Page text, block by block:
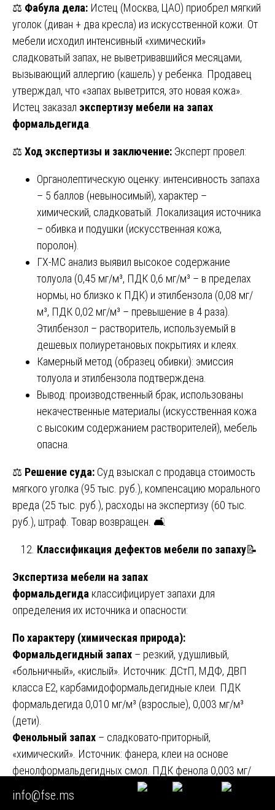
⚖️ Фабула дела: Истец (Москва, ЦАО) приобрел мягкий
уголок (диван + два кресла) из искусственной кожи. От
мебели исходил интенсивный «химический»
сладковатый запах, не выветривавшийся месяцами,
вызывающий аллергию (кашель) у ребенка. Продавец
утверждал, что «запах выветрится, это новая кожа».
Истец заказал экспертизу мебели на запах
формальдегида
⚖️ Ход экспертизы и заключение: Эксперт провел:
Органолептическую оценку: интенсивность запаха
– 5 баллов (невыносимый), характер –
химический, сладковатый. Локализация источника
– обивка и подушки (искусственная кожа,
поролон).
ГХ-МС анализ выявил высокое содержание
толуола (0,45 мг/м³, ПДК 0,6 мг/м³ – в пределах
нормы, но близко к ПДК) и этилбензола (0,08 мг/
м³, ПДК 0,02 мг/м³ – превышение в 4 раза).
Этилбензол – растворитель, используемый в
дешевых полиуретановых покрытиях и клеях.
Камерный метод (образец обивки): эмиссия
толуола и этилбензола подтверждена.
Вывод: производственный брак, использованы
некачественные материалы (искусственная кожа
с высоким содержанием растворителей), мебель
опасна.
⚖️ Решение суда: Суд взыскал с продавца стоимость
мягкого уголка (95 тыс. руб.), компенсацию морального
вреда (25 тыс. руб.), расходы на экспертизу (60 тыс.
руб.), штраф. Товар возвращен. 🛋️
Классификация дефектов мебели по запаху📝
Экспертиза мебели на запах
формальдегида классифицирует запахи для
определения их источника и опасности:
По характеру (химическая природа):
Формальдегидный запах – резкий, удушливый,
«больничный», «кислый». Источник: ДСтП, МДФ, ДВП
класса E2, карбамидоформальдегидные клеи. ПДК
формальдегида 0,010 мг/м³ (взрослые), 0,003 мг/м³
(дети).
Фенольный запах – сладковато-приторный,
«химический». Источник: фанера, клеи на основе
фенолформальдегидных смол. ПДК фенола 0,003 мг/
м³.
Стирольный запах
info@fse.ms